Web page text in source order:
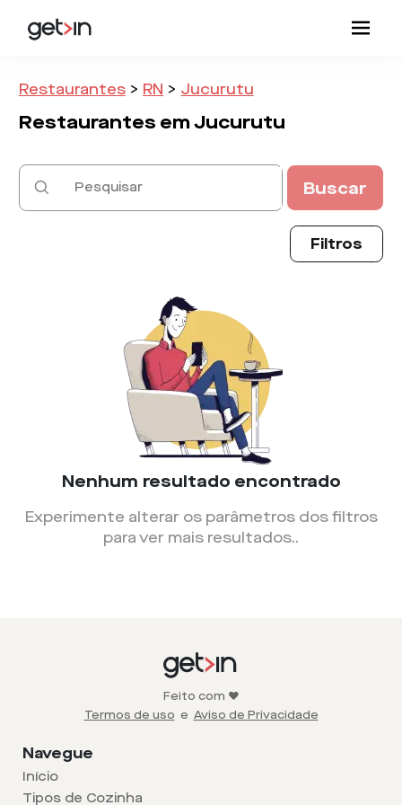
Restaurantes > RN > Jucurutu
Restaurantes emJucurutu
Buscar
Filtros
Nenhum resultado encontrado
Experimente alterar os parâmetros dos filtros
para ver mais resultados..
Feito com ❤️
Termos de uso e Aviso de Privacidade
Navegue
Início
Tipos de Cozinha